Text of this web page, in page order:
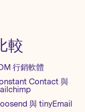
較
行銷軟體
Contact 與
與 tinyEmail